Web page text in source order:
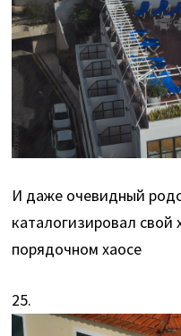
И даже очевидный
каталогизировал
порядочном хаосе
25.